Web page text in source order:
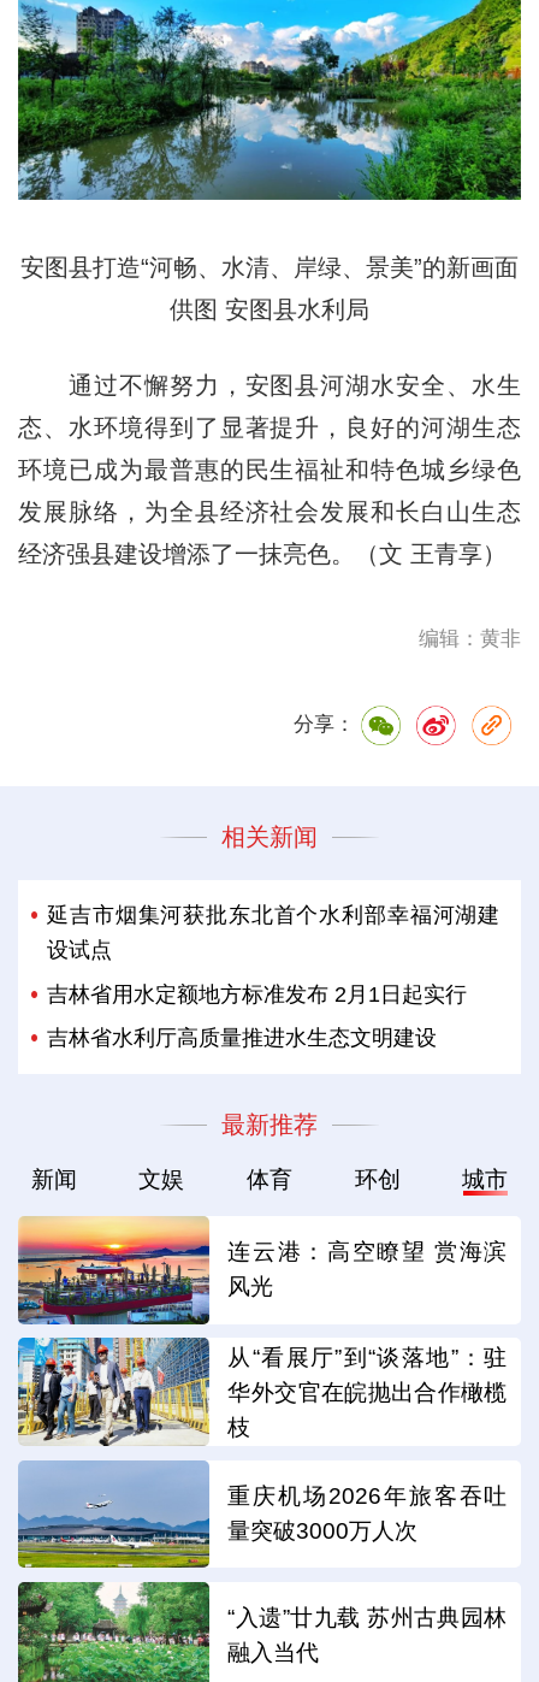
安图县打造“河畅、水清、岸绿、景美”的新画面
供图 安图县水利局
通过不懈努力，安图县河湖水安全、水生
态、水环境得到了显著提升，良好的河湖生态
环境已成为最普惠的民生福祉和特色城乡绿色
发展脉络，为全县经济社会发展和长白山生态
经济强县建设增添了一抹亮色。（文 王青享）
编辑：黄非
分享：
相关新闻
延吉市烟集河获批东北首个水利部幸福河湖建
设试点
吉林省用水定额地方标准发布 2月1日起实行
吉林省水利厅高质量推进水生态文明建设
最新推荐
新闻 文娱 体育 环创 城市
连云港：高空瞭望 赏海滨
风光
从“看展厅”到“谈落地”：驻
华外交官在皖抛出合作橄榄
枝
重庆机场2026年旅客吞吐
量突破3000万人次
“入遗”廿九载 苏州古典园林
融入当代